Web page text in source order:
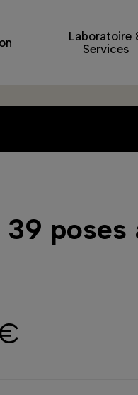
Laboratoire
Services
poses